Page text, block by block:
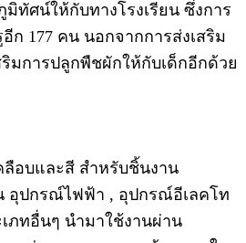
ทัศน์ให้กับทางโรงเรียน ซึ่งการ
177 คน นอกจากการส่งเสริม
มการปลูกพืชผักให้กับเด็กอีกด้วย
อบและสี สำหรับชิ้นงาน
อุปกรณ์ไฟฟ้า , อุปกรณ์อีเลคโท
ภทอื่นๆ นำมาใช้งานผ่าน